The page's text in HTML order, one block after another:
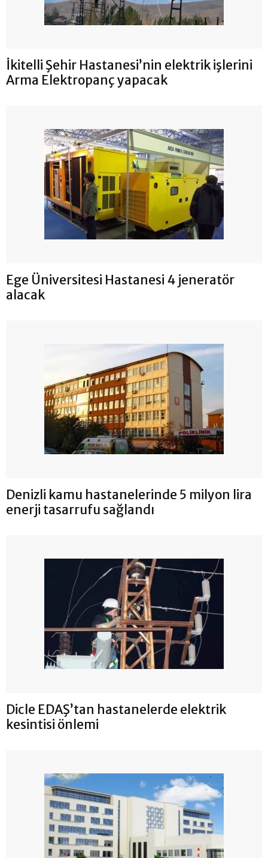
İkitelli Şehir Hastanesi’nin elektrik işlerini
Arma Elektropanç yapacak
Ege Üniversitesi Hastanesi 4 jeneratör
alacak
Denizli kamu hastanelerinde 5 milyon lira
enerji tasarrufu sağlandı
Dicle EDAŞ’tan hastanelerde elektrik
kesintisi önlemi